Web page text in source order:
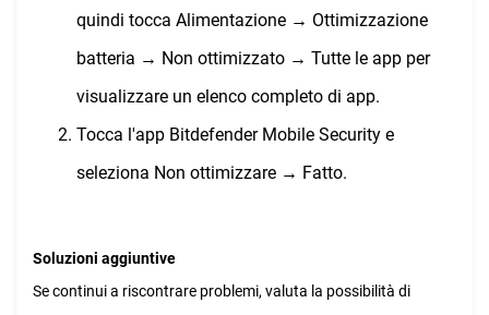
quindi tocca Alimentazione → Ottimizzazione
batteria → Non ottimizzato → Tutte le app per
visualizzare un elenco completo di app.
Tocca l'app Bitdefender Mobile Security e
seleziona Non ottimizzare → Fatto.
Soluzioni aggiuntive
Se continui a riscontrare problemi, valuta la possibilità di